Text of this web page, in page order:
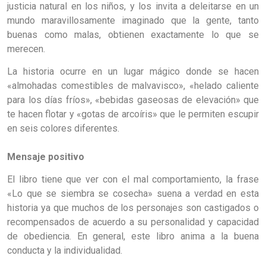
justicia natural en los niños, y los invita a deleitarse en un
mundo maravillosamente imaginado que la gente, tanto
buenas como malas, obtienen exactamente lo que se
merecen.
La historia ocurre en un lugar mágico donde se hacen
«almohadas comestibles de malvavisco», «helado caliente
para los días fríos», «bebidas gaseosas de elevación» que
te hacen flotar y «gotas de arcoíris» que le permiten escupir
en seis colores diferentes.
Mensaje positivo
El libro tiene que ver con el mal comportamiento, la frase
«Lo que se siembra se cosecha» suena a verdad en esta
historia ya que muchos de los personajes son castigados o
recompensados de acuerdo a su personalidad y capacidad
de obediencia. En general, este libro anima a la buena
conducta y la individualidad.